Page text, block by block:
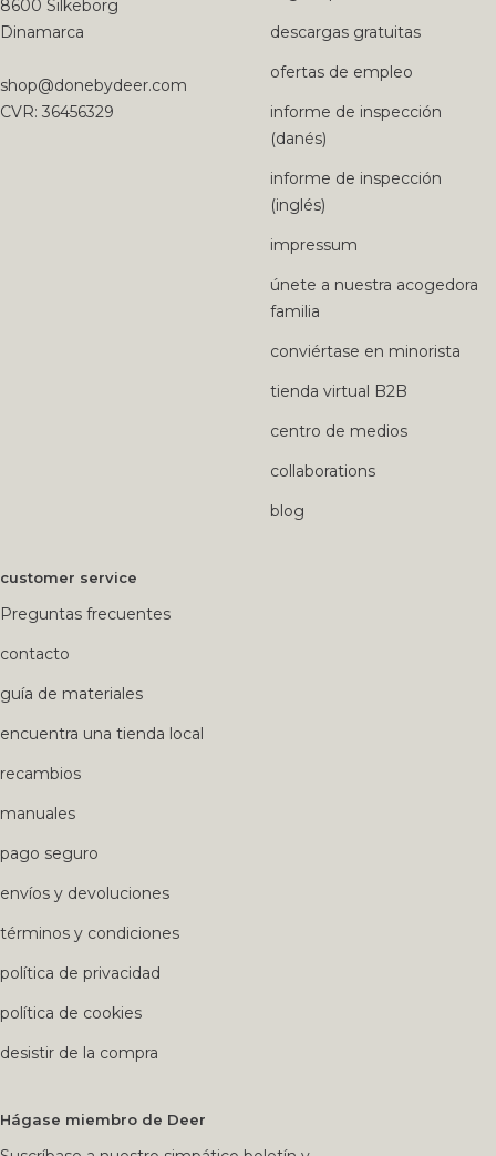
8600 Silkeborg
Dinamarca
shop@donebydeer.com
CVR: 36456329
descargas gratuitas
ofertas de empleo
informe de inspección
(danés)
informe de inspección
(inglés)
impressum
únete a nuestra acogedora
familia
conviértase en minorista
tienda virtual B2B
centro de medios
collaborations
blog
customer service
Preguntas frecuentes
contacto
guía de materiales
encuentra una tienda local
recambios
manuales
pago seguro
envíos y devoluciones
términos y condiciones
política de privacidad
política de cookies
desistir de la compra
Hágase miembro de Deer